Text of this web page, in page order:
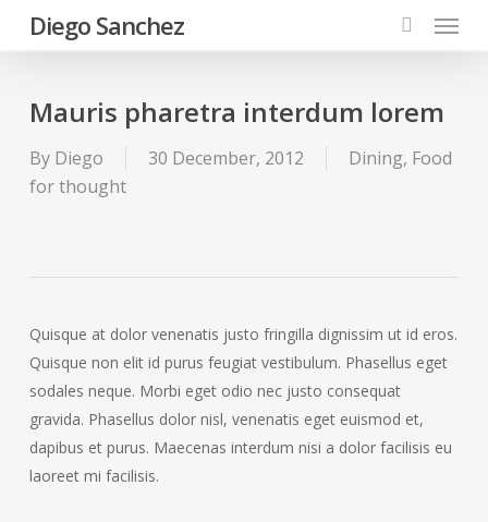
Diego Sanchez
search
Menu
Mauris pharetra interdum lorem
By Diego 30 December, 2012 Dining, Food
for thought
Quisque at dolor venenatis justo fringilla dignissim ut id eros.
Quisque non elit id purus feugiat vestibulum. Phasellus eget
sodales neque. Morbi eget odio nec justo consequat
gravida. Phasellus dolor nisl, venenatis eget euismod et,
dapibus et purus. Maecenas interdum nisi a dolor facilisis eu
laoreet mi facilisis.